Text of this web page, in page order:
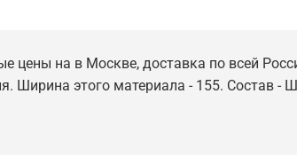
на в Москве, доставка по всей
Ширина этого материала - 155. Состав -